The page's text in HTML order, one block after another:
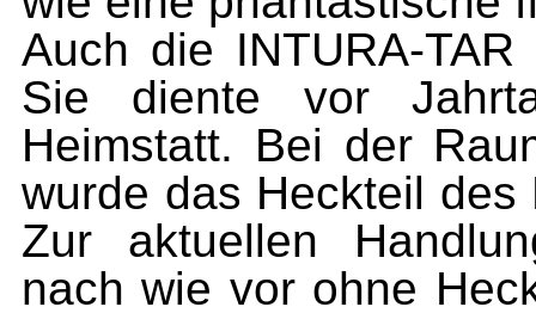
Auch die INTURA-
Sie diente vor
Heimstatt. Bei der
wurde das Heckteil
Zur aktuellen
nach wie vor ohne